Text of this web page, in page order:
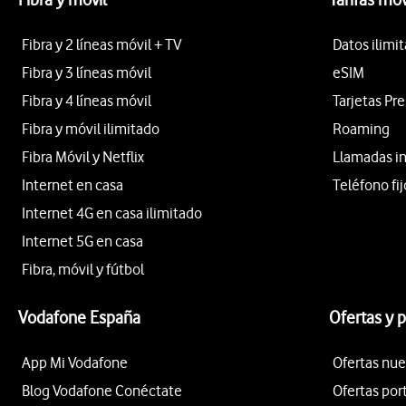
Fibra y 2 líneas móvil + TV
Fibra y 3 líneas móvil
Fibra y 4 líneas móvil
Fibra y móvil ilimitado
Fibra Móvil y Netflix
Internet en casa
Internet 4G en casa ilimitado
Internet 5G en casa
Fibra, móvil y fútbol
Datos
eSIM
Tarjetas
Roaming
Llamadas
Teléfono
Vodafone España
App Mi Vodafone
Blog Vodafone Conéctate
Ofertas y
Ofertas
Ofertas